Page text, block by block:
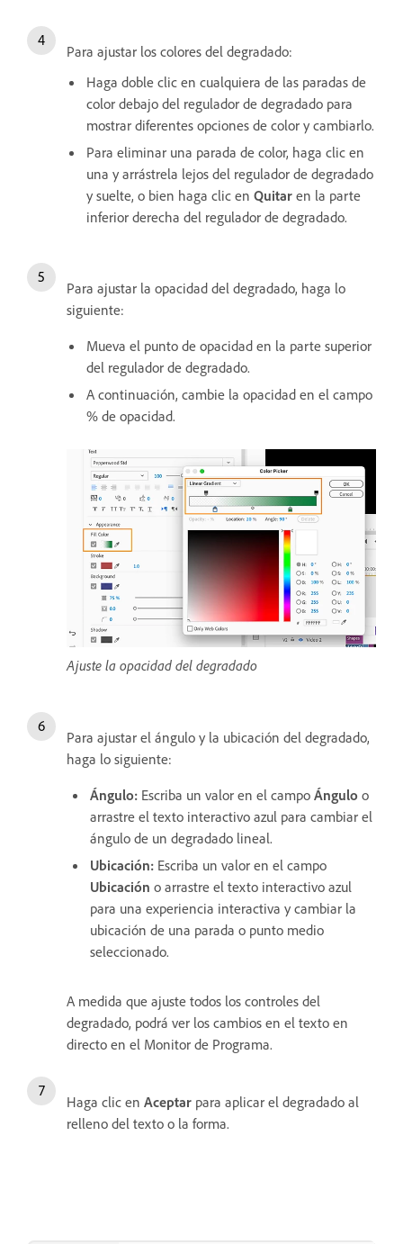
Para ajustar los colores del degradado:
Haga doble clic en cualquiera de las paradas de
color debajo del regulador de degradado para
mostrar diferentes opciones de color y cambiarlo.
Para eliminar una parada de color, haga clic en
una y arrástrela lejos del regulador de degradado
y suelte, o bien haga clic en Quitar en la parte
inferior derecha del regulador de degradado.
Para ajustar la opacidad del degradado, haga lo
siguiente:
Mueva el punto de opacidad en la parte superior
del regulador de degradado.
A continuación, cambie la opacidad en el campo
% de opacidad.
Ajuste la opacidad del degradado
Para ajustar el ángulo y la ubicación del degradado,
haga lo siguiente:
Ángulo: Escriba un valor en el campo Ángulo o
arrastre el texto interactivo azul para cambiar el
ángulo de un degradado lineal.
Ubicación: Escriba un valor en el campo
Ubicación o arrastre el texto interactivo azul
para una experiencia interactiva y cambiar la
ubicación de una parada o punto medio
seleccionado.
A medida que ajuste todos los controles del
degradado, podrá ver los cambios en el texto en
directo en el Monitor de Programa.
Haga clic en Aceptar para aplicar el degradado al
relleno del texto o la forma.